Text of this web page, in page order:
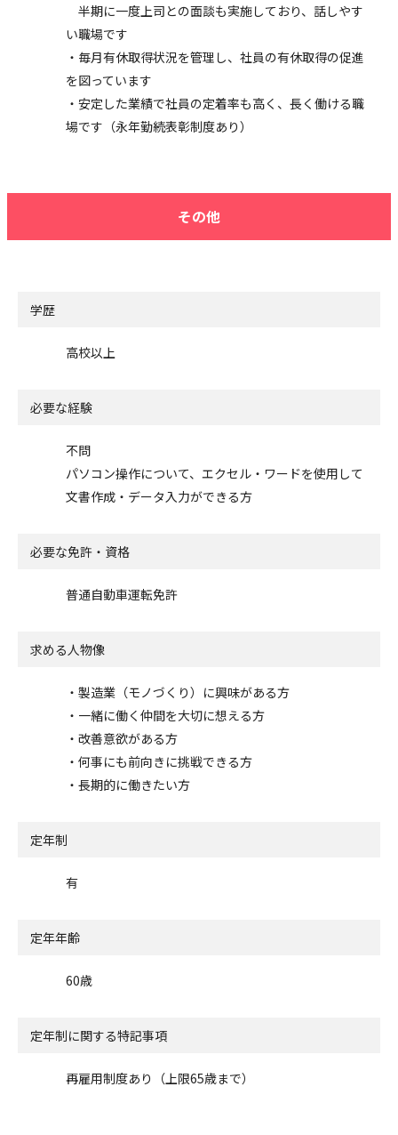
半期に一度上司との面談も実施しており、話しやす
い職場です
・毎月有休取得状況を管理し、社員の有休取得の促進
を図っています
・安定した業績で社員の定着率も高く、長く働ける職
場です（永年勤続表彰制度あり）
その他
学歴
高校以上
必要な経験
不問
パソコン操作について、エクセル・ワードを使用して
文書作成・データ入力ができる方
必要な免許・資格
普通自動車運転免許
求める人物像
・製造業（モノづくり）に興味がある方
・一緒に働く仲間を大切に想える方
・改善意欲がある方
・何事にも前向きに挑戦できる方
・長期的に働きたい方
定年制
有
定年年齢
60歳
定年制に関する特記事項
再雇用制度あり（上限65歳まで）